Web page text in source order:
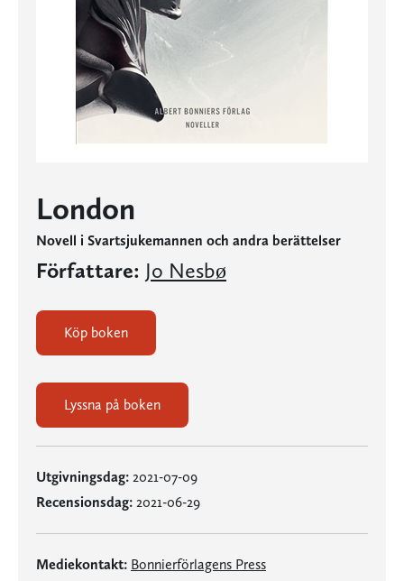
London
Novell i Svartsjukemannen och andra berättelser
Författare: Jo Nesbø
Köp boken
Lyssna på boken
Utgivningsdag: 2021-07-09
Recensionsdag: 2021-06-29
Mediekontakt: Bonnierförlagens Press